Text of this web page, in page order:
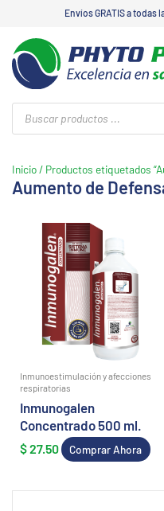
contenido
Envíos GRATIS a todas
Búsqueda
Inicio/ Productos etiquetados
Aumento de
Inmunoestimulación y afecciones
respiratorias
Inmunogalen
Concentrado 500 ml.
$27.50 Comprar Ahora